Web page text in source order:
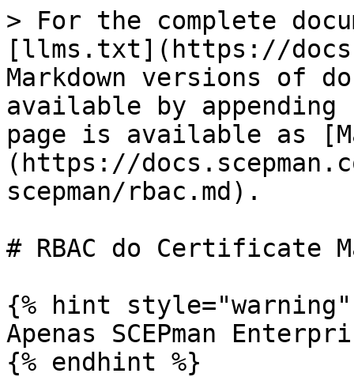
> For the complete
[llms.txt](https://
Markdown versions of
available by
page is available as
(https://
scepman/rbac.md).
# RBAC do Certificate
{% hint style="warning"
Apenas SCEPman
{% endhint %}